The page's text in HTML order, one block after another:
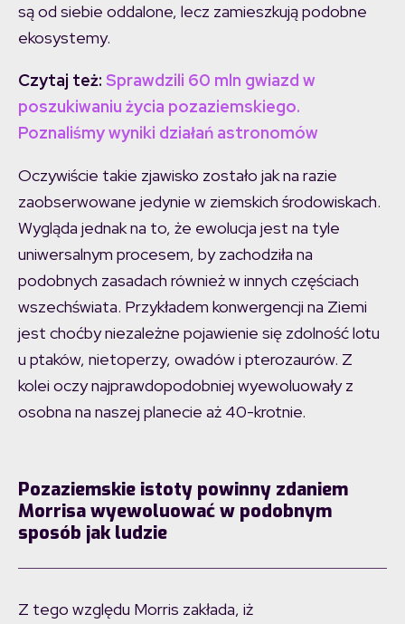
są od siebie oddalone, lecz zamieszkują podobne
ekosystemy.
Czytaj też: Sprawdzili 60 mln gwiazd w
poszukiwaniu życia pozaziemskiego.
Poznaliśmy wyniki działań astronomów
Oczywiście takie zjawisko zostało jak na razie
zaobserwowane jedynie w ziemskich środowiskach.
Wygląda jednak na to, że ewolucja jest na tyle
uniwersalnym procesem, by zachodziła na
podobnych zasadach również w innych częściach
wszechświata. Przykładem konwergencji na Ziemi
jest choćby niezależne pojawienie się zdolność lotu
u ptaków, nietoperzy, owadów i pterozaurów. Z
kolei oczy najprawdopodobniej wyewoluowały z
osobna na naszej planecie aż 40-krotnie.
Pozaziemskie istoty powinny zdaniem
Morrisa wyewoluować w podobnym
sposób jak ludzie
Z tego względu Morris zakłada, iż